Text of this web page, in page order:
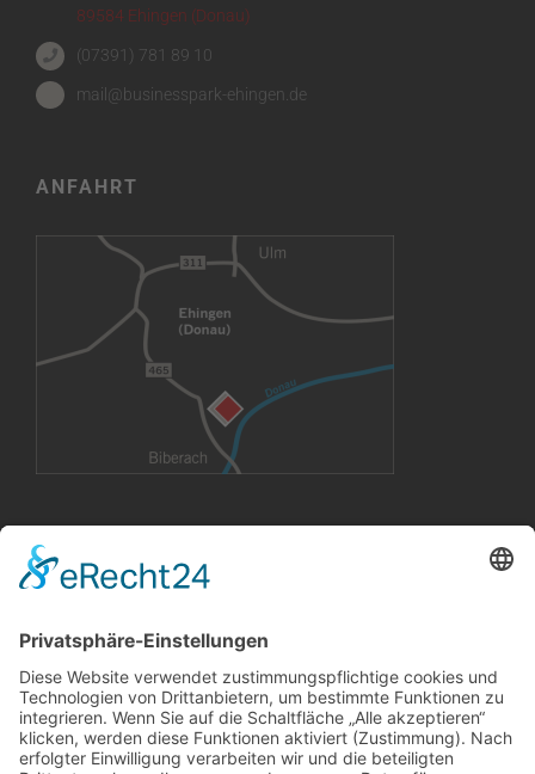
89584 Ehingen (Donau)
(07391) 781 89 10
mail@businesspark-ehingen.de
ANFAHRT
VERMIETUNG
Großflächen
Konferenzräume
CoWorking Arbeitsplätze